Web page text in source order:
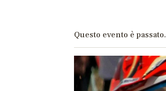
Questo evento è passato.